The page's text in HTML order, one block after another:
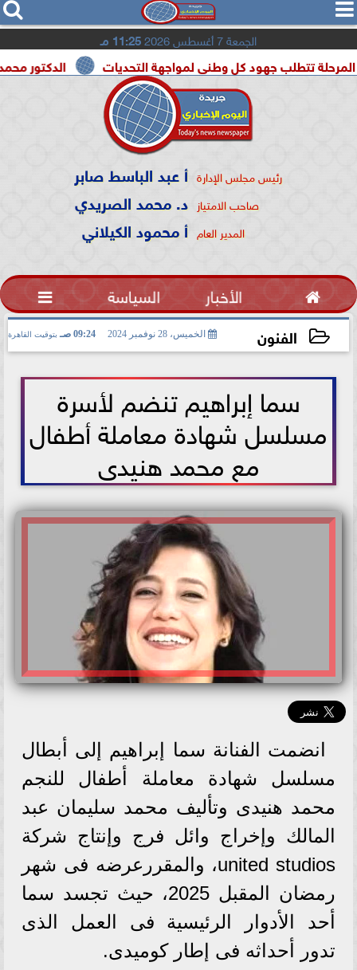
  
الجمعة 7 أغسطس 2026 11:25 مـ
الدكتور محمد جهود كل وطنى لمواجهة التحديات
رئيس مجلس الإدارة أ عبد الباسط صابر
صاحب الامتياز د. محمد الصريدي
المدير العام أ محمود الكيلاني
 الأخبار السياسة 
الفنون الخميس، 28 نوفمبر 2024 09:24 صـ بتوقيت القاهرة
سما إبراهيم تنضم لأسرة
مسلسل شهادة معاملة أطفال
مع محمد هنيدى
انضمت الفنانة سما إبراهيم إلى أبطال
مسلسل شهادة معاملة أطفال للنجم
محمد هنيدى وتأليف محمد سليمان عبد
المالك وإخراج وائل فرج وإنتاج شركة
united studios، والمقررعرضه فى شهر
رمضان المقبل 2025، حيث تجسد سما
أحد الأدوار الرئيسية فى العمل الذى
تدور أحداثه فى إطار كوميدى.